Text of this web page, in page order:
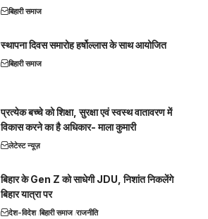
बिहारी समाज
स्थापना दिवस समारोह हर्षोल्लास के साथ आयोजित
बिहारी समाज
प्रत्येक बच्चे को शिक्षा, सुरक्षा एवं स्वस्थ वातावरण में
विकास करने का है अधिकार- माला कुमारी
लेटेस्ट न्यूज़
बिहार के Gen Z को साधेगी JDU, निशांत निकलेंगे
बिहार यात्रा पर
देश-विदेश बिहारी समाज राजनीति